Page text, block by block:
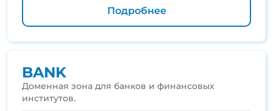
Подробнее
BANK
Доменная зона для банков и финансовых
институтов.